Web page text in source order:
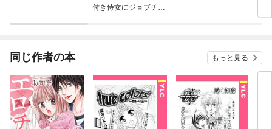
付き侍女にジョブチェ
き】
同じ作者の本 もっと見る